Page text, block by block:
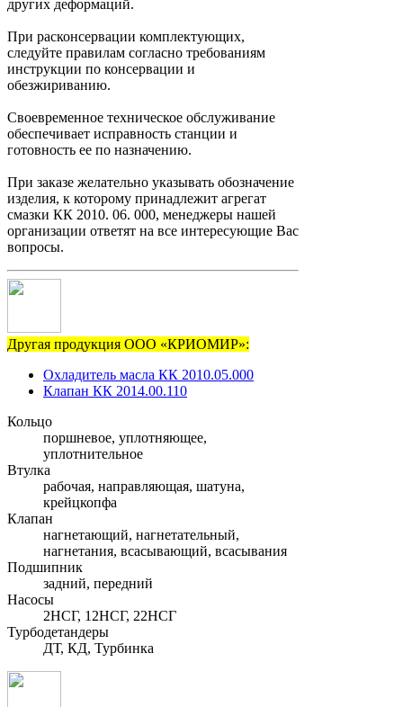
других деформаций.
При расконсервации комплектующих,
следуйте правилам согласно требованиям
инструкции по консервации и
обезжириванию.
Своевременное техническое обслуживание
обеспечивает исправность станции и
готовность ее по назначению.
При заказе желательно указывать обозначение
изделия, к которому принадлежит агрегат
смазки КК 2010. 06. 000, менеджеры нашей
организации ответят на все интересующие Вас
вопросы.
Другая продукция ООО «КРИОМИР»:
Охладитель масла КК 2010.05.000
Клапан КК 2014.00.110
Кольцо
поршневое, уплотняющее,
уплотнительное
Втулка
рабочая, направляющая, шатуна,
крейцкопфа
Клапан
нагнетающий, нагнетательный,
нагнетания, всасывающий, всасывания
Подшипник
задний, передний
Насосы
2НСГ, 12НСГ, 22НСГ
Турбодетандеры
ДТ, КД, Турбинка